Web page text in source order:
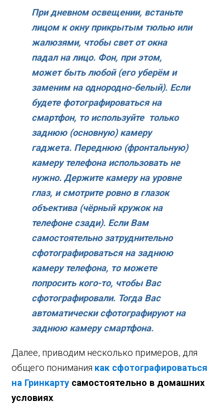
При дневном освещении, встаньте
лицом к окну прикрытым тюлью или
жалюзями, чтобы свет от окна
падал на лицо. Фон, при этом,
может быть любой (его уберём и
заменим на однородно-белый). Если
будете фотографироваться на
смартфон, то используйте только
заднюю (основную) камеру
гаджета. Переднюю (фронтальную)
камеру телефона использовать не
нужно. Держите камеру на уровне
глаз, и смотрите ровно в глазок
объектива (чёрный кружок на
телефоне сзади). Если Вам
самостоятельно затруднительно
сфотографироваться на заднюю
камеру телефона, то можете
попросить кого-то, чтобы Вас
сфотографировали. Тогда Вас
автоматически сфотографируют на
заднюю камеру смартфона.
Далее, приводим несколько примеров, для
общего понимания как сфотографироваться
на Гринкартусамостоятельно в домашних
условиях.